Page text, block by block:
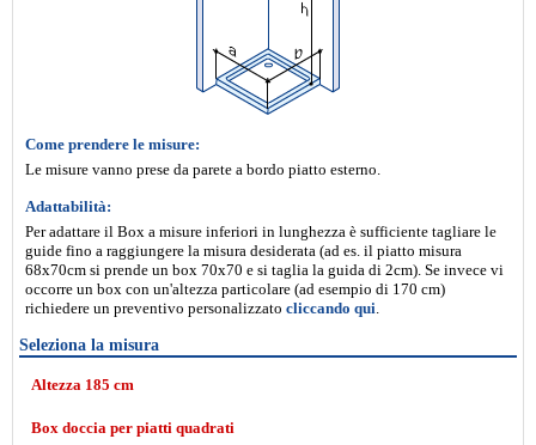
Come prendere le misure:
Le misure vanno prese da parete a bordo piatto esterno.
Adattabilità:
Per adattare il Box a misure inferiori in lunghezza è sufficiente tagliare le
guide fino a raggiungere la misura desiderata (ad es. il piatto misura
68x70cm si prende un box 70x70 e si taglia la guida di 2cm). Se invece vi
occorre un box con un'altezza particolare (ad esempio di 170 cm)
richiedere un preventivo personalizzato cliccando qui.
Seleziona la misura
Altezza 185 cm
Box doccia per piatti quadrati